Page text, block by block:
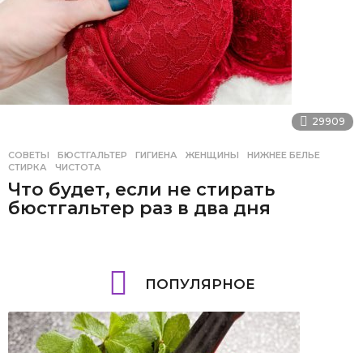
29909
СОВЕТЫ БЮСТГАЛЬТЕР ,ГИГИЕНА ,ЖЕНЩИНЫ ,НИЖНЕЕ БЕЛЬЕ
СТИРКА
,ЧИСТОТА
Что будет, если не стирать
бюстгальтер раз в два дня
ПОПУЛЯРНОЕ